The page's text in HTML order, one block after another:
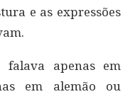
e as expressões
falava apenas em
em alemão ou